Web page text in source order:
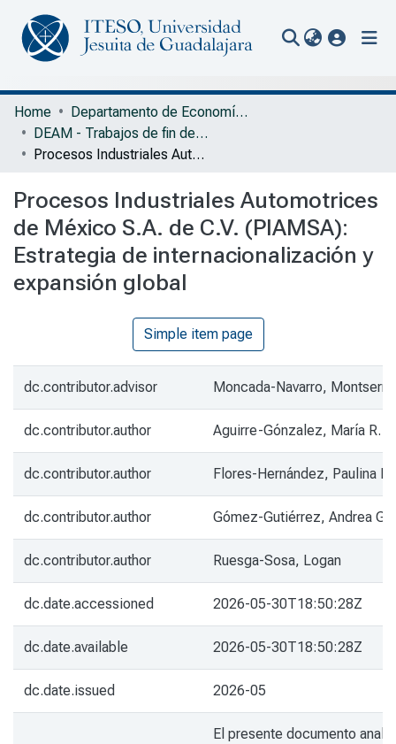
Communities & Collections
All of Repository
Portal Biblioteca
Home
Departamento de Economía, Administración y Mercadología
DEAM - Trabajos de fin de grado
Procesos Industriales Automotrices de México S.A. de C.V. (PIAMSA): Estrategia de internacionalización y expansión global
Procesos Industriales Automotrices
de México S.A. de C.V. (PIAMSA):
Estrategia de internacionalización y
expansión global
Simple item page
dc.contributor.advisor Moncada-Navarro,
dc.contributor.author Aguirre-Gónzalez, María R.
dc.contributor.author Flores-Hernández, Paulina R.
dc.contributor.author Gómez-Gutiérrez, Andrea G.
dc.contributor.author Ruesga-Sosa, Logan
dc.date.accessioned 2026-05-30T18:50:28Z
dc.date.available 2026-05-30T18:50:28Z
dc.date.issued 2026-05
El presente documento